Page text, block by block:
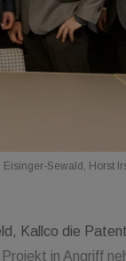
Eisinger-Sewald, Horst
Kallco die
in Angriff